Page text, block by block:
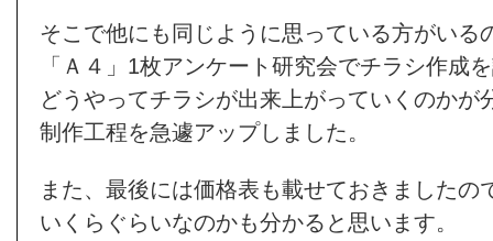
そこで他にも同じように思っている方がいる
「Ａ４」1枚アンケート研究会でチラシ作成
どうやってチラシが出来上がっていくのかが
制作工程を急遽アップしました。
また、最後には価格表も載せておきましたの
いくらぐらいなのかも分かると思います。